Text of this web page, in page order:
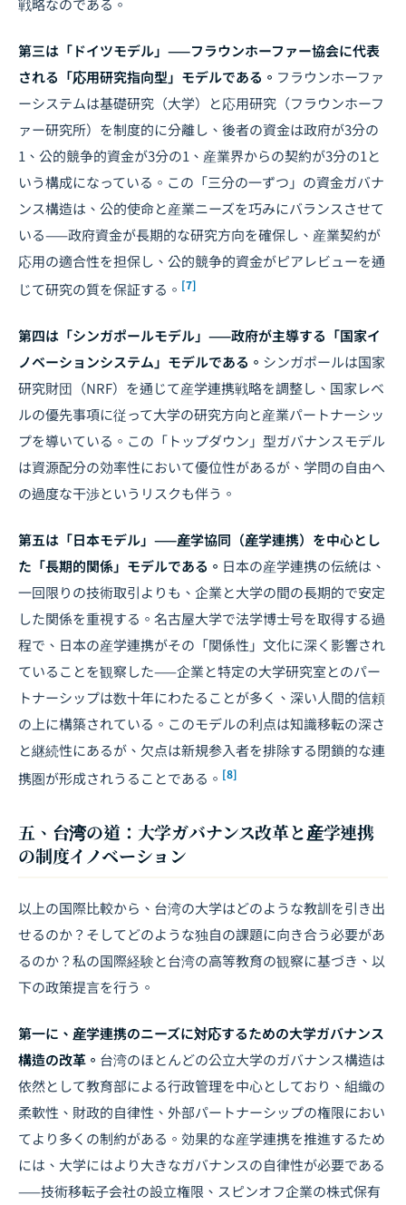
戦略なのである。
第三は「ドイツモデル」——フラウンホーファー協会に代表
される「応用研究指向型」モデルである。 フラウンホーファ
ーシステムは基礎研究（大学）と応用研究（フラウンホーフ
ァー研究所）を制度的に分離し、後者の資金は政府が3分の
1、公的競争的資金が3分の1、産業界からの契約が3分の1と
いう構成になっている。この「三分の一ずつ」の資金ガバナ
ンス構造は、公的使命と産業ニーズを巧みにバランスさせて
いる——政府資金が長期的な研究方向を確保し、産業契約が
応用の適合性を担保し、公的競争的資金がピアレビューを通
じて研究の質を保証する。 [7]
第四は「シンガポールモデル」——政府が主導する「国家イ
ノベーションシステム」モデルである。 シンガポールは国家
研究財団（NRF）を通じて産学連携戦略を調整し、国家レベ
ルの優先事項に従って大学の研究方向と産業パートナーシッ
プを導いている。この「トップダウン」型ガバナンスモデル
は資源配分の効率性において優位性があるが、学問の自由へ
の過度な干渉というリスクも伴う。
第五は「日本モデル」——産学協同（産学連携）を中心とし
た「長期的関係」モデルである。 日本の産学連携の伝統は、
一回限りの技術取引よりも、企業と大学の間の長期的で安定
した関係を重視する。名古屋大学で法学博士号を取得する過
程で、日本の産学連携がその「関係性」文化に深く影響され
ていることを観察した——企業と特定の大学研究室とのパー
トナーシップは数十年にわたることが多く、深い人間的信頼
の上に構築されている。このモデルの利点は知識移転の深さ
と継続性にあるが、欠点は新規参入者を排除する閉鎖的な連
携圏が形成されうることである。 [8]
五、台湾の道：大学ガバナンス改革と産学連携
の制度イノベーション
以上の国際比較から、台湾の大学はどのような教訓を引き出
せるのか？そしてどのような独自の課題に向き合う必要があ
るのか？私の国際経験と台湾の高等教育の観察に基づき、以
下の政策提言を行う。
第一に、産学連携のニーズに対応するための大学ガバナンス
構造の改革。 台湾のほとんどの公立大学のガバナンス構造は
依然として教育部による行政管理を中心としており、組織の
柔軟性、財政的自律性、外部パートナーシップの権限におい
てより多くの制約がある。効果的な産学連携を推進するため
には、大学にはより大きなガバナンスの自律性が必要である
——技術移転子会社の設立権限、スピンオフ企業の株式保有